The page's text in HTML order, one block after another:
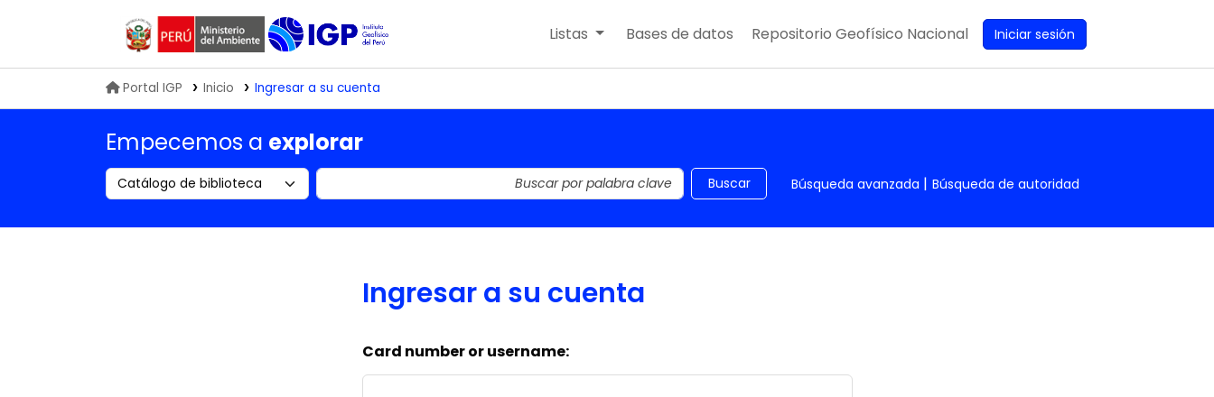
Biblioteca IGP
Listas Bases de datos Repositorio Geofísico Nacional Iniciar sesión
Portal IGP Inicio Ingresar a su cuenta
Empecemos a explorar
Search the catalog by: Buscar en el catálogo por palabra clave Buscar Búsqueda avanzada Búsqueda de autoridad
Ingresar a su cuenta
Card number or username: